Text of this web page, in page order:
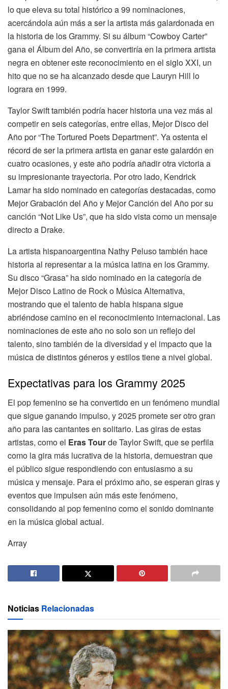
lo que eleva su total histórico a 99 nominaciones,
acercándola aún más a ser la artista más galardonada en
la historia de los Grammy. Si su álbum “Cowboy Carter”
gana el Álbum del Año, se convertiría en la primera artista
negra en obtener este reconocimiento en el siglo XXI, un
hito que no se ha alcanzado desde que Lauryn Hill lo
lograra en 1999.
Taylor Swift también podría hacer historia una vez más al
competir en seis categorías, entre ellas, Mejor Disco del
Año por “The Tortured Poets Department”. Ya ostenta el
récord de ser la primera artista en ganar este galardón en
cuatro ocasiones, y este año podría añadir otra victoria a
su impresionante trayectoria. Por otro lado, Kendrick
Lamar ha sido nominado en categorías destacadas, como
Mejor Grabación del Año y Mejor Canción del Año por su
canción “Not Like Us”, que ha sido vista como un mensaje
directo a Drake.
La artista hispanoargentina Nathy Peluso también hace
historia al representar a la música latina en los Grammy.
Su disco “Grasa” ha sido nominado en la categoría de
Mejor Disco Latino de Rock o Música Alternativa,
mostrando que el talento de habla hispana sigue
abriéndose camino en el reconocimiento internacional. Las
nominaciones de este año no solo son un reflejo del
talento, sino también de la diversidad y el impacto que la
música de distintos géneros y estilos tiene a nivel global.
Expectativas para los Grammy 2025
El pop femenino se ha convertido en un fenómeno mundial
que sigue ganando impulso, y 2025 promete ser otro gran
año para las cantantes en solitario. Las giras de estas
artistas, como el Eras Tourde Taylor Swift, que se perfila
como la gira más lucrativa de la historia, demuestran que
el público sigue respondiendo con entusiasmo a su
música y mensaje. Para el próximo año, se esperan giras y
eventos que impulsen aún más este fenómeno,
consolidando al pop femenino como el sonido dominante
en la música global actual.
Array
Noticias Relacionadas